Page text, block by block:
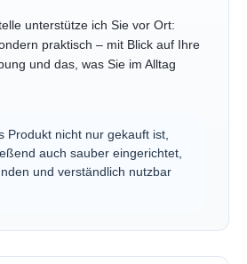
unterstütze ich Sie vor Ort:
praktisch – mit Blick auf Ihre
und das, was Sie im Alltag
Produkt nicht nur gekauft ist,
auch sauber eingerichtet,
und verständlich nutzbar